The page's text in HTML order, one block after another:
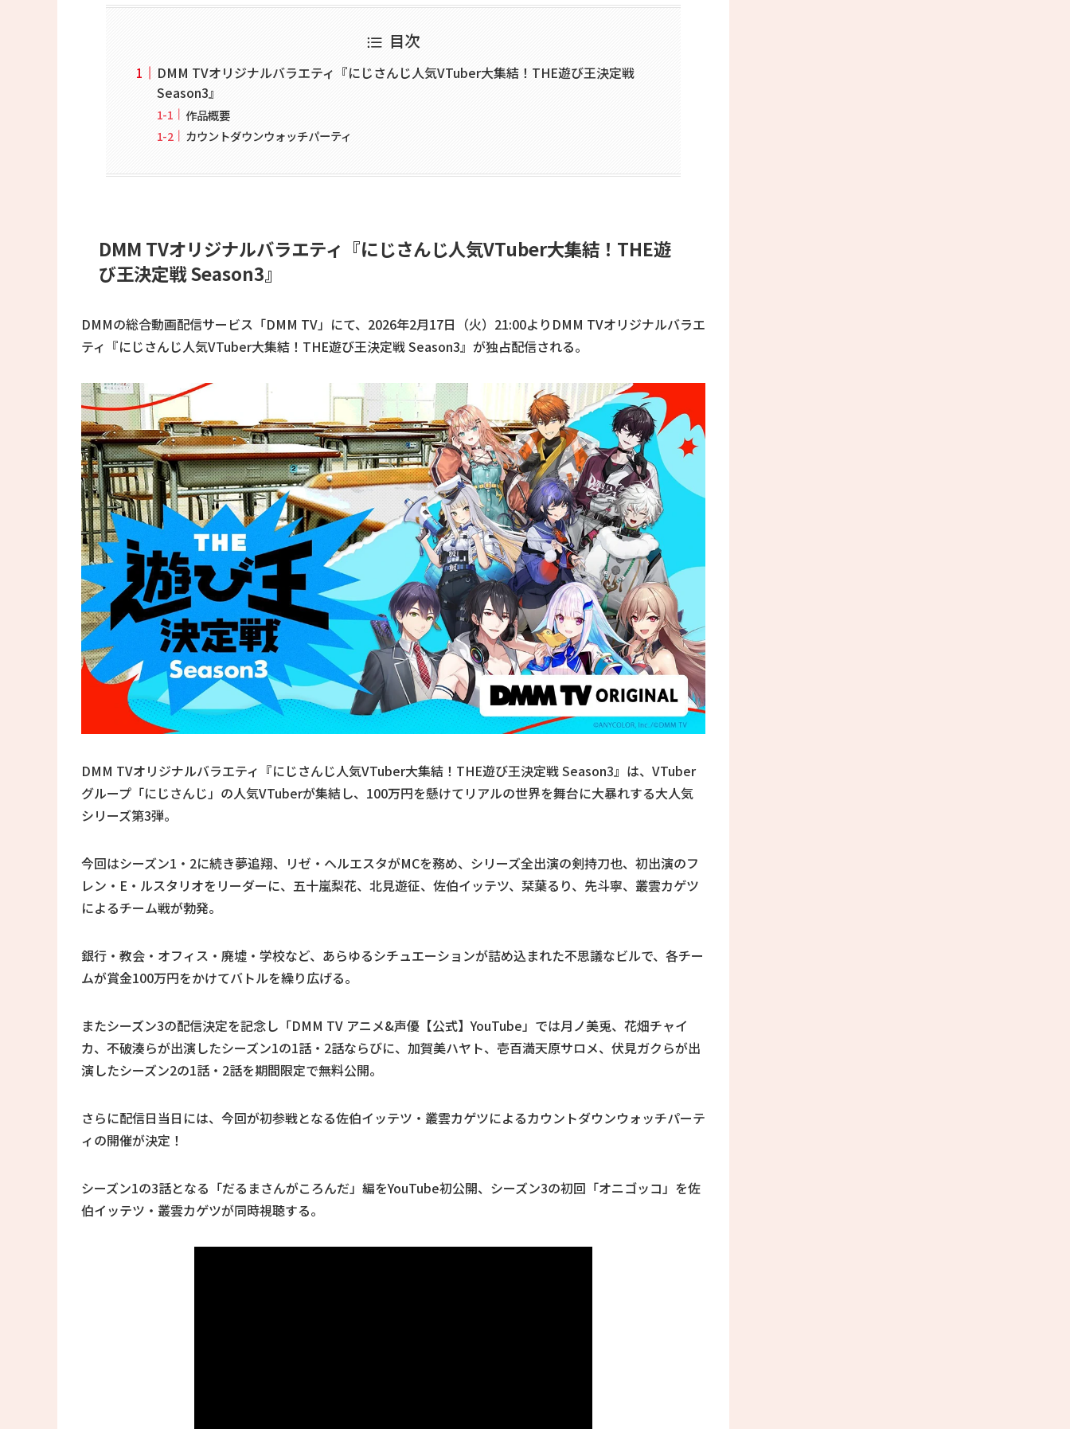
目次
DMM TVオリジナルバラエティ『にじさんじ人気VTuber大集結！THE遊び王決定戦
Season3』
作品概要
カウントダウンウォッチパーティ
DMM TVオリジナルバラエティ『にじさんじ人気VTuber大集結！THE遊
び王決定戦 Season3』
DMMの総合動画配信サービス「DMM TV」にて、2026年2月17日（火）21:00よりDMM TVオリジナルバラエ
ティ『にじさんじ人気VTuber大集結！THE遊び王決定戦 Season3』が独占配信される。
DMM TVオリジナルバラエティ『にじさんじ人気VTuber大集結！THE遊び王決定戦 Season3』は、VTuber
グループ「にじさんじ」の人気VTuberが集結し、100万円を懸けてリアルの世界を舞台に大暴れする大人気
シリーズ第3弾。
今回はシーズン1・2に続き夢追翔、リゼ・ヘルエスタがMCを務め、シリーズ全出演の剣持刀也、初出演のフ
レン・E・ルスタリオをリーダーに、五十嵐梨花、北見遊征、佐伯イッテツ、栞葉るり、先斗寧、叢雲カゲツ
によるチーム戦が勃発。
銀行・教会・オフィス・廃墟・学校など、あらゆるシチュエーションが詰め込まれた不思議なビルで、各チー
ムが賞金100万円をかけてバトルを繰り広げる。
またシーズン3の配信決定を記念し「DMM TV アニメ&声優【公式】YouTube」では月ノ美兎、花畑チャイ
カ、不破湊らが出演したシーズン1の1話・2話ならびに、加賀美ハヤト、壱百満天原サロメ、伏見ガクらが出
演したシーズン2の1話・2話を期間限定で無料公開。
さらに配信日当日には、今回が初参戦となる佐伯イッテツ・叢雲カゲツによるカウントダウンウォッチパーテ
ィの開催が決定！
シーズン1の3話となる「だるまさんがころんだ」編をYouTube初公開、シーズン3の初回「オニゴッコ」を佐
伯イッテツ・叢雲カゲツが同時視聴する。